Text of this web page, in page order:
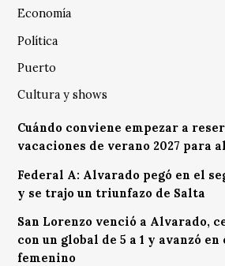
Economía
Política
Puerto
Cultura y shows
Cuándo conviene empezar a
vacaciones de verano 2027 para
Federal A: Alvarado pegó en el
y se trajo un triunfazo de Salta
San Lorenzo venció a Alvarado,
con un global de 5 a 1 y avanzó
femenino